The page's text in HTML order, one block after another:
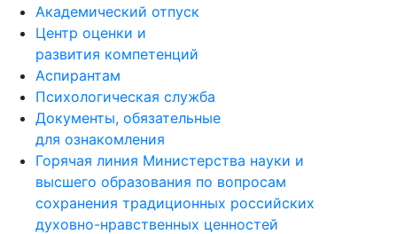
Академический отпуск
Центр оценки и
развития компетенций
Аспирантам
Психологическая служба
Документы, обязательные
для ознакомления
Горячая линия Министерства науки и
высшего образования по вопросам
сохранения традиционных российских
духовно-нравственных ценностей